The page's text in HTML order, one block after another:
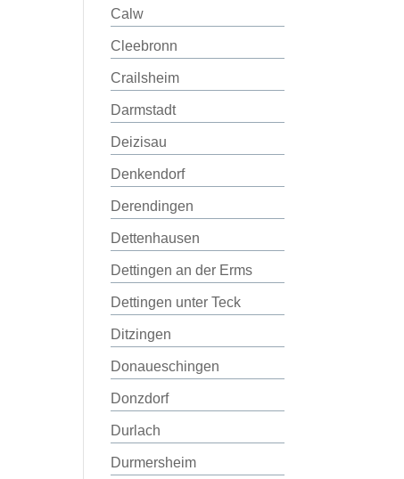
Calw
Cleebronn
Crailsheim
Darmstadt
Deizisau
Denkendorf
Derendingen
Dettenhausen
Dettingen an der Erms
Dettingen unter Teck
Ditzingen
Donaueschingen
Donzdorf
Durlach
Durmersheim